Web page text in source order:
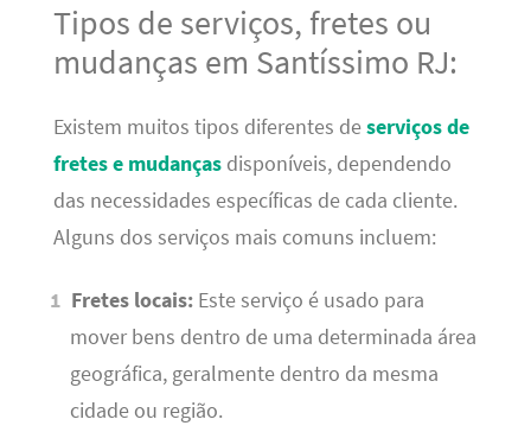
Tipos de serviços, fretes ou
mudanças em Santíssimo RJ:
Existem muitos tipos diferentes deserviços de
fretes e mudançasdisponíveis, dependendo
das necessidades específicas de cada cliente.
Alguns dos serviços mais comuns incluem:
Fretes locais: Este serviço é usado para
mover bens dentro de uma determinada área
geográfica, geralmente dentro da mesma
cidade ou região.